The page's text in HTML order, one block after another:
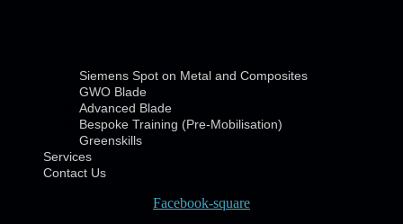
Siemens Spot on Metal and Composites
GWO Blade
Advanced Blade
Bespoke Training (Pre-Mobilisation)
Greenskills
Services
Contact Us
Facebook-square